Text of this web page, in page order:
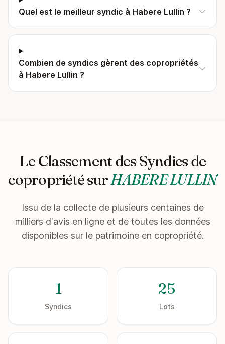
Quel est le meilleur syndic à Habere Lullin ?
Combien de syndics gèrent des copropriétés
à Habere Lullin ?
Le Classement des Syndics de
copropriété surHABERE LULLIN
Issu de la collecte de plusieurs centaines de
milliers d'avis en ligne et de toutes les données
disponibles sur le patrimoine en copropriété.
1
Syndics
25
Lots